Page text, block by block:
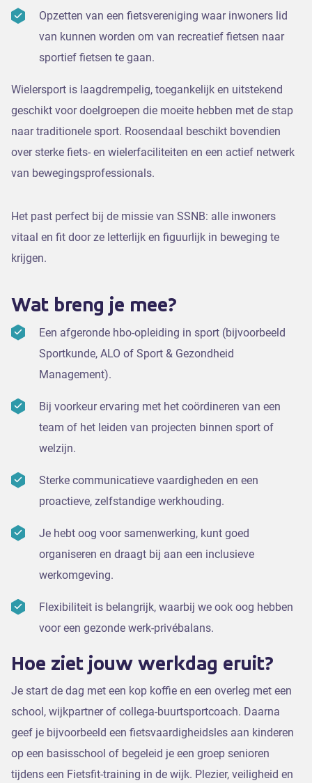
Opzetten van een fietsvereniging waar inwoners lid
van kunnen worden om van recreatief fietsen naar
sportief fietsen te gaan.
Wielersport is laagdrempelig, toegankelijk en uitstekend
geschikt voor doelgroepen die moeite hebben met de stap
naar traditionele sport. Roosendaal beschikt bovendien
over sterke fiets- en wielerfaciliteiten en een actief netwerk
van bewegingsprofessionals.
Het past perfect bij de missie van SSNB: alle inwoners
vitaal en fit door ze letterlijk en figuurlijk in beweging te
krijgen.
Wat breng je mee?
Een afgeronde hbo-opleiding in sport (bijvoorbeeld
Sportkunde, ALO of Sport & Gezondheid
Management).
Bij voorkeur ervaring met het coördineren van een
team of het leiden van projecten binnen sport of
welzijn.
Sterke communicatieve vaardigheden en een
proactieve, zelfstandige werkhouding.
Je hebt oog voor samenwerking, kunt goed
organiseren en draagt bij aan een inclusieve
werkomgeving.
Flexibiliteit is belangrijk, waarbij we ook oog hebben
voor een gezonde werk-privébalans.
Hoe ziet jouw werkdag eruit?
Je start de dag met een kop koffie en een overleg met een
school, wijkpartner of collega-buurtsportcoach. Daarna
geef je bijvoorbeeld een fietsvaardigheidsles aan kinderen
op een basisschool of begeleid je een groep senioren
tijdens een Fietsfit-training in de wijk. Plezier, veiligheid en